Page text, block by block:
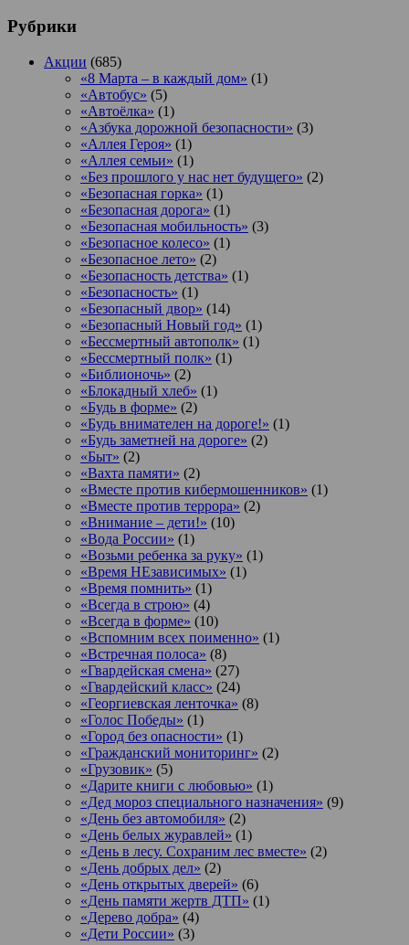
Рубрики
Акции (685)
«8 Марта – в каждый дом» (1)
«Автобус» (5)
«Автоёлка» (1)
«Азбука дорожной безопасности» (3)
«Аллея Героя» (1)
«Аллея семьи» (1)
«Без прошлого у нас нет будущего» (2)
«Безопасная горка» (1)
«Безопасная дорога» (1)
«Безопасная мобильность» (3)
«Безопасное колесо» (1)
«Безопасное лето» (2)
«Безопасность детства» (1)
«Безопасность» (1)
«Безопасный двор» (14)
«Безопасный Новый год» (1)
«Бессмертный автополк» (1)
«Бессмертный полк» (1)
«Библионочь» (2)
«Блокадный хлеб» (1)
«Будь в форме» (2)
«Будь внимателен на дороге!» (1)
«Будь заметней на дороге» (2)
«Быт» (2)
«Вахта памяти» (2)
«Вместе против кибермошенников» (1)
«Вместе против террора» (2)
«Внимание – дети!» (10)
«Вода России» (1)
«Возьми ребенка за руку» (1)
«Время НЕзависимых» (1)
«Время помнить» (1)
«Всегда в строю» (4)
«Всегда в форме» (10)
«Вспомним всех поименно» (1)
«Встречная полоса» (8)
«Гвардейская смена» (27)
«Гвардейский класс» (24)
«Георгиевская ленточка» (8)
«Голос Победы» (1)
«Город без опасности» (1)
«Гражданский мониторинг» (2)
«Грузовик» (5)
«Дарите книги с любовью» (1)
«Дед мороз специального назначения» (9)
«День без автомобиля» (2)
«День белых журавлей» (1)
«День в лесу. Сохраним лес вместе» (2)
«День добрых дел» (2)
«День открытых дверей» (6)
«День памяти жертв ДТП» (1)
«Дерево добра» (4)
«Дети России» (3)